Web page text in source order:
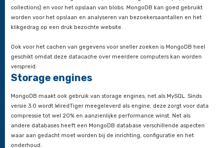
Dat betekent dat de documenten in de vorm van BSON
worden opgeslagen en de structuur van deze documenten is
database kan gemakkelijk gedistribueerd worden, de data
geval over meerdere computers verspreid om
gegevensverwerking mogelijk te maken. MongoDB is geen
databasemanagementsysteem, er is geen ondersteuning
voldoet ook niet aan de ACID-regels want de ondersteuning
transacties is beperkt.
MongoDB wordt gerekend tot de zogenaamde NoSQL-
speciale ondersteuning voor het opslaan van loginformatie